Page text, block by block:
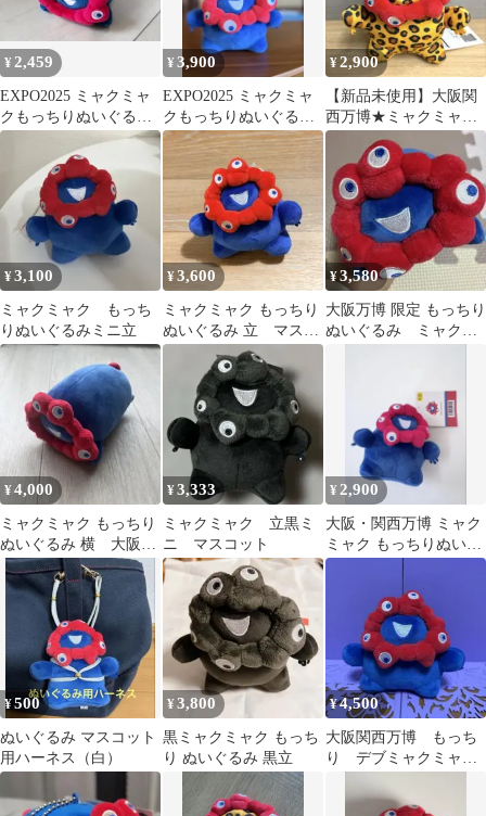
¥ 2,459
EXPO2025 ミャクミャ
クもっちりぬいぐるみ
ボールチェーン横
¥3,900
EXPO2025 ミャクミャ
クもっちりぬいぐる
み 立ち
¥2,900
【新品未使用】大阪関
西万博★ミャクミャク
もっちりぬいぐるみ 立
ヒョウ柄
¥3,100
ミャクミャク もっち
りぬいぐるみミニ立
¥3,600
ミャクミャク もっちり
ぬいぐるみ 立 マスコ
ット
¥3,580
大阪万博 限定 もっちり
ぬいぐるみ ミャクミ
¥4,000
ミャクミャク もっちり
ぬいぐるみ 横 大阪関
西万博
¥3,333
ミャクミャク 立黒ミ
ニ マスコット
¥ 2,900
大阪・関西万博 ミャク
ミャク もっちりぬいぐ
るみマスコット
¥500
ぬいぐるみ マスコット
用ハーネス（白）
¥3,800
黒ミャクミャク もっち
り ぬいぐるみ 黒立
¥4,500
大阪関西万博 もっち
り デブミャクミャ
クミャク